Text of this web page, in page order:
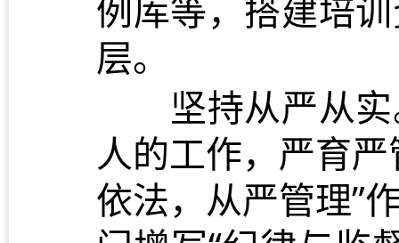
例库等，搭建培
层。
坚持从严从实
人的工作，严育
依法，从严管理”